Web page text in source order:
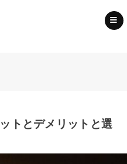
SEARCH
トとデメリットと選